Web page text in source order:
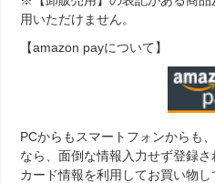
用いただけません。
【amazon payについて】
PCからもスマートフォンからも
なら、面倒な情報入力せず登録
カード情報を利用してお買い物し